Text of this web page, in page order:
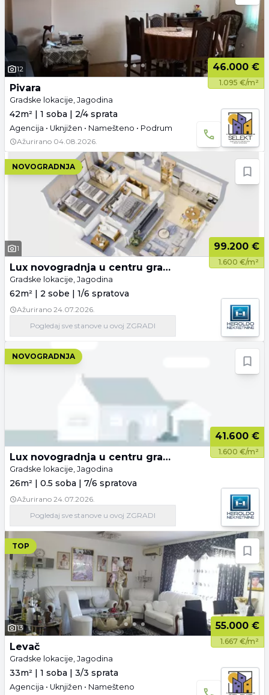
12 46.000 €
1.095 €/m²
Pivara
Gradske lokacije, Jagodina
42m² | 1 soba | 2/4 sprata
Agencija • Uknjižen • Namešteno • Podrum
Ažurirano 04.08.2026.
NOVOGRADNJA
1 99.200 €
1.600 €/m²
Lux novogradnja u centru grada - Harmony Place
Gradske lokacije, Jagodina
62m² | 2 sobe | 1/6 spratova
Ažurirano 24.07.2026.
Pogledajsve stanove u ovoj ZGRADI
NOVOGRADNJA
41.600 €
1.600 €/m²
Lux novogradnja u centru grada - Harmony Place
Gradske lokacije, Jagodina
26m² | 0.5 soba | 7/6 spratova
Ažurirano 24.07.2026.
Pogledajsve stanove u ovoj ZGRADI
TOP
13 55.000 €
1.667 €/m²
Levač
Gradske lokacije, Jagodina
33m² | 1 soba | 3/3 sprata
Agencija • Uknjižen • Namešteno